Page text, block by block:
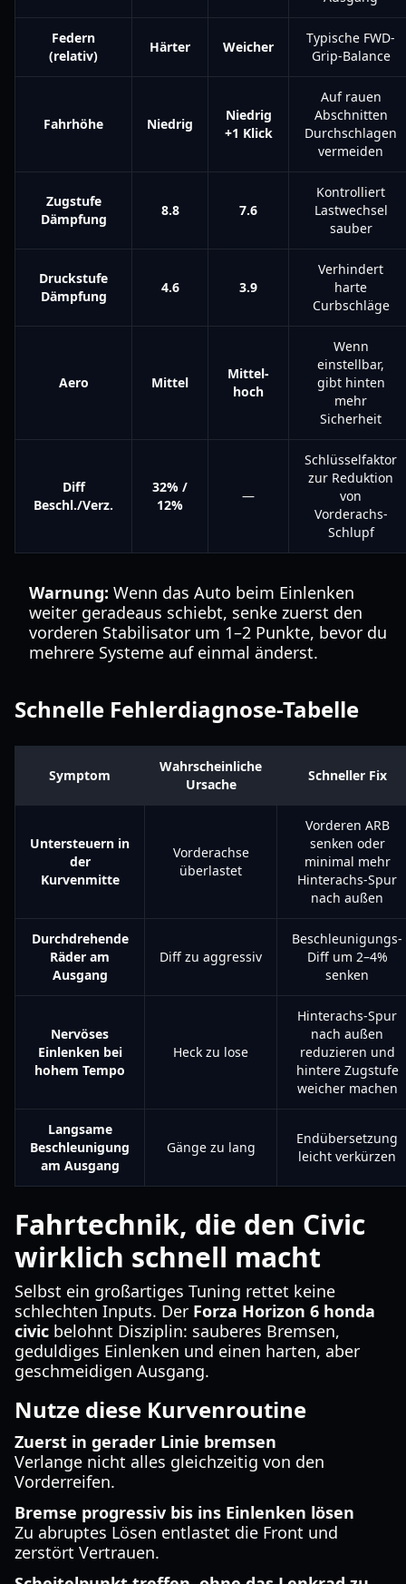
Federn
(relativ)
Härter Weicher
Typische FWD-
Grip-Balance
Fahrhöhe Niedrig
Niedrig
+1 Klick
Auf rauen
Abschnitten
Durchschlagen
vermeiden
Zugstufe
Dämpfung
8.8 7.6
Kontrolliert
Lastwechsel
sauber
Druckstufe
Dämpfung
4.6 3.9
Verhindert
harte
Curbschläge
Aero Mittel
Mittel-
hoch
Wenn
einstellbar,
gibt hinten
mehr
Sicherheit
Diff
Beschl./Verz.
32% /
12%
—
Schlüsselfaktor
zur Reduktion
von
Vorderachs-
Schlupf
Warnung: Wenn das Auto beim Einlenken
weiter geradeaus schiebt, senke zuerst den
vorderen Stabilisator um 1–2 Punkte, bevor du
mehrere Systeme auf einmal änderst.
Schnelle Fehlerdiagnose-Tabelle
Symptom
Wahrscheinliche
Ursache
Schneller Fix
Untersteuern in
der
Kurvenmitte
Vorderachse
überlastet
Vorderen ARB
senken oder
minimal mehr
Hinterachs-Spur
nach außen
Durchdrehende
Räder am
Ausgang
Diff zu aggressiv
Beschleunigungs-
Diff um 2–4%
senken
Nervöses
Einlenken bei
hohem Tempo
Heck zu lose
Hinterachs-Spur
nach außen
reduzieren und
hintere Zugstufe
weicher machen
Langsame
Beschleunigung
am Ausgang
Gänge zu lang
Endübersetzung
leicht verkürzen
Fahrtechnik, die den Civic
wirklich schnell macht
Selbst ein großartiges Tuning rettet keine
schlechten Inputs. Der Forza Horizon 6 honda
civic belohnt Disziplin: sauberes Bremsen,
geduldiges Einlenken und einen harten, aber
geschmeidigen Ausgang.
Nutze diese Kurvenroutine
Zuerst in gerader Linie bremsen
Verlange nicht alles gleichzeitig von den
Vorderreifen.
Bremse progressiv bis ins Einlenken lösen
Zu abruptes Lösen entlastet die Front und
zerstört Vertrauen.